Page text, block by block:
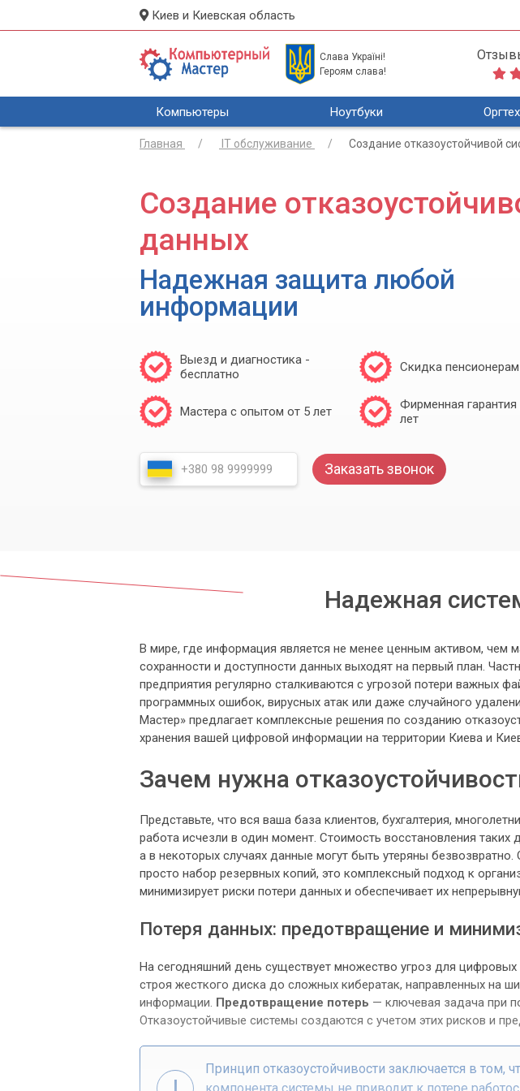
Киев и Киевская область
Слава Україні!
Героям слава!
Компьютеры Ноутбуки
Главная IT обслуживание Создание отказоустойчивой
Создание
данных
Надежная защита любой
информации
Выезд и диагностика -
бесплатно
Скидка пенсионерам
Мастера с опытом от 5 лет
Фирменная
лет
Заказать звонок
Надежная
В мире, где информация является не менее ценным активом, чем
сохранности и доступности данных выходят на первый план.
предприятия регулярно сталкиваются с угрозой потери важных
программных ошибок, вирусных атак или даже случайного
Мастер» предлагает комплексные решения по созданию
хранения вашей цифровой информации на территории Киева и
Зачем нужна
Представьте, что вся ваша база клиентов, бухгалтерия,
работа исчезли в один момент. Стоимость восстановления
а в некоторых случаях данные могут быть утеряны безвозвратно.
просто набор резервных копий, это комплексный подход к
минимизирует риски потери данных и обеспечивает их
Потеря данных: предотвращение и
На сегодняшний день существует множество угроз для
строя жесткого диска до сложных кибератак, направленных на
информации. Предотвращение потерь — ключевая задача при
Отказоустойчивые системы создаются с учетом этих рисков и
Принцип отказоустойчивости заключается в том,